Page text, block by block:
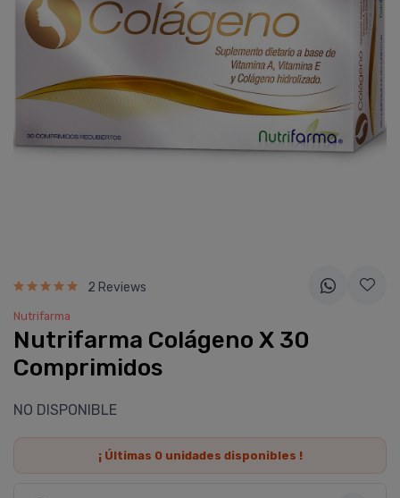
2 Reviews
Nutrifarma
Nutrifarma Colágeno X 30
Comprimidos
NO DISPONIBLE
¡ Últimas 0unidades disponibles !